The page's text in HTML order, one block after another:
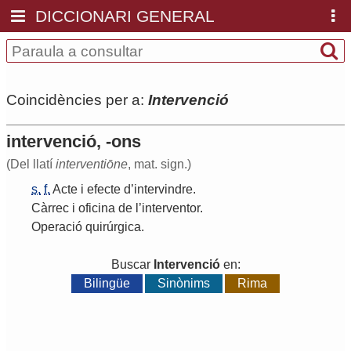
DICCIONARI GENERAL
Coincidències per a: Intervenció
intervenció, -ons
(Del llatí interventiōne, mat. sign.)
s. f. Acte i efecte d’intervindre.
Càrrec i oficina de ’interventor.
Operació quirúrgica.
Buscar Intervencióen:
Bilingüe
Sinònims Rima